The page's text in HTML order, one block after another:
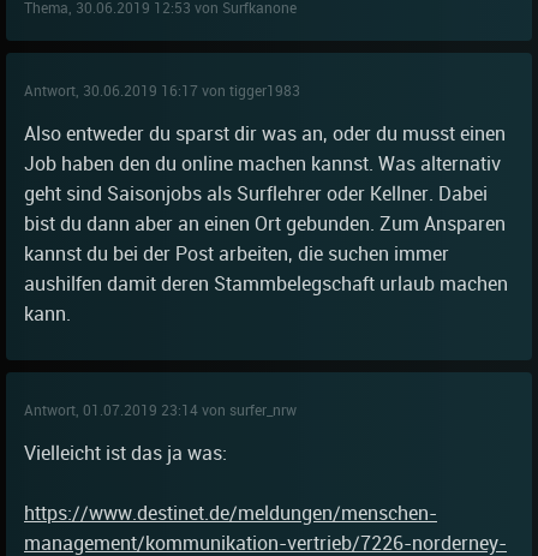
Thema, 30.06.2019 12:53 von Surfkanone
Antwort, 30.06.2019 16:17 von tigger1983
Also entweder du sparst dir was an, oder du musst einen
Job haben den du online machen kannst. Was alternativ
geht sind Saisonjobs als Surflehrer oder Kellner. Dabei
bist du dann aber an einen Ort gebunden. Zum Ansparen
kannst du bei der Post arbeiten, die suchen immer
aushilfen damit deren Stammbelegschaft urlaub machen
kann.
Antwort, 01.07.2019 23:14 von surfer_nrw
Vielleicht ist das ja was:
https://www.destinet.de/meldungen/menschen-
management/kommunikation-vertrieb/7226-norderney-